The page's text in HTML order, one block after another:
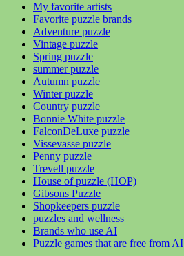
My favorite artists
Favorite puzzle brands
Adventure puzzle
Vintage puzzle
Spring puzzle
summer puzzle
Autumn puzzle
Winter puzzle
Country puzzle
Bonnie White puzzle
FalconDeLuxe puzzle
Vissevasse puzzle
Penny puzzle
Trevell puzzle
House of puzzle (HOP)
Gibsons Puzzle
Shopkeepers puzzle
puzzles and wellness
Brands who use AI
Puzzle games that are free from AI